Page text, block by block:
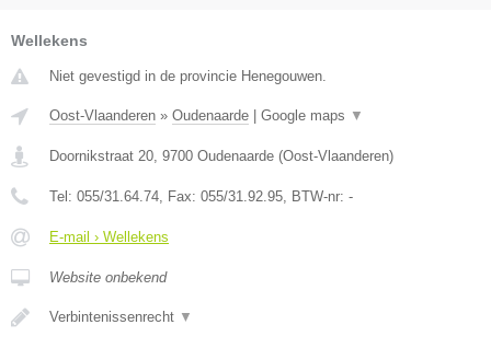
Wellekens
Niet gevestigd in de provincie Henegouwen.
Oost-Vlaanderen » Oudenaarde Google maps ▼
Doornikstraat 20, 9700 Oudenaarde (Oost-Vlaanderen)
Tel: 055/31.64.74, Fax: 055/31.92.95, BTW-nr: -
E-mail › Wellekens
Website onbekend
Verbintenissenrecht ▼